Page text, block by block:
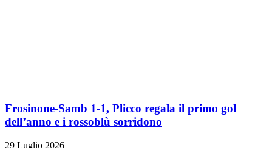
Frosinone-Samb 1-1, Plicco regala il primo gol
dell’anno e i rossoblù sorridono
29 Luglio 2026